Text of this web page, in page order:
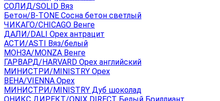
СОЛИД/SOLID Вяз
Бетон/B-TONE Сосна бетон светлый
ЧИКАГО/CHICAGO Венге
ДАЛИ/DALI Орех антрацит
АСТИ/ASTI Вяз/белый
МОНЗА/MONZA Венге
ГАРВАРД/HARVARD Орех английский
МИНИСТРИ/MINISTRY Орех
ВЕНА/VIENNA Орех
МИНИСТРИ/MINISTRY Дуб шоколад